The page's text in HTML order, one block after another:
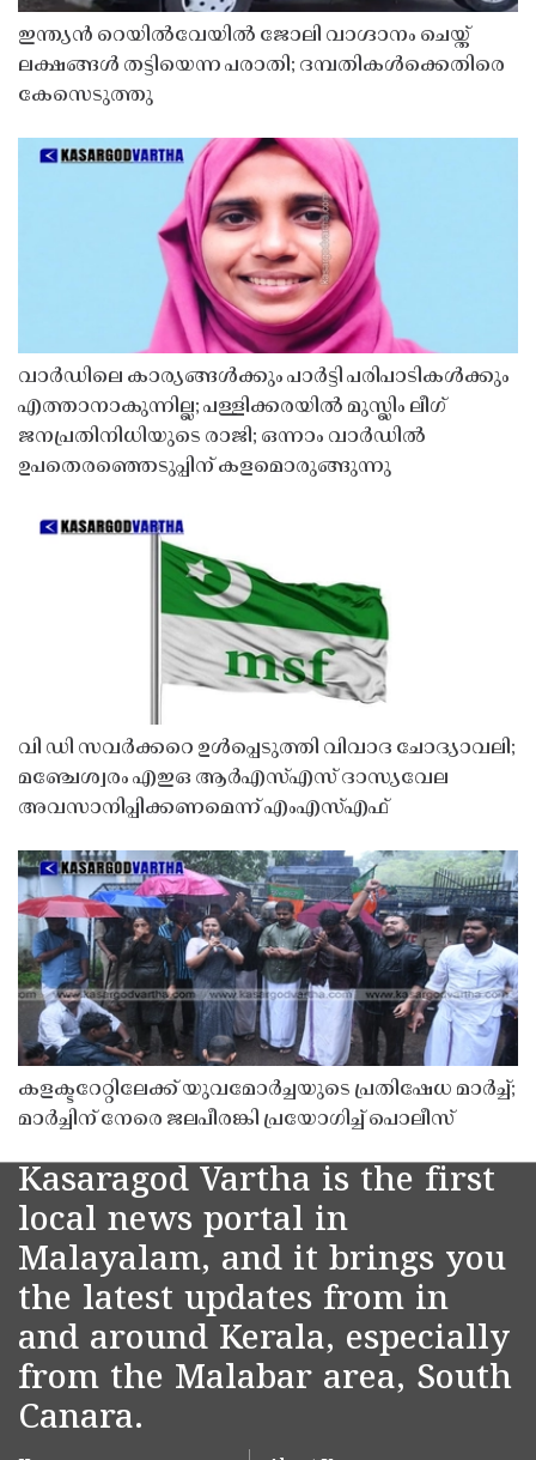
ഇന്ത്യൻ റെയിൽവേയിൽ ജോലി വാഗ്ദാനം ചെയ്ത്
ലക്ഷങ്ങൾ തട്ടിയെന്ന പരാതി; ദമ്പതികൾക്കെതിരെ
കേസെടുത്തു
വാർഡിലെ കാര്യങ്ങൾക്കും പാർട്ടി പരിപാടികൾക്കും
എത്താനാകുന്നില്ല; പള്ളിക്കരയിൽ മുസ്ലിം ലീഗ്
ജനപ്രതിനിധിയുടെ രാജി; ഒന്നാം വാർഡിൽ
ഉപതെരഞ്ഞെടുപ്പിന് കളമൊരുങ്ങുന്നു
വി ഡി സവർക്കറെ ഉൾപ്പെടുത്തി വിവാദ ചോദ്യാവലി;
മഞ്ചേശ്വരം എഇഒ ആർഎസ്എസ് ദാസ്യവേല
അവസാനിപ്പിക്കണമെന്ന് എംഎസ്എഫ്
കളക്ടറേറ്റിലേക്ക് യുവമോർച്ചയുടെ പ്രതിഷേധ മാർച്ച്;
മാർച്ചിന് നേരെ ജലപീരങ്കി പ്രയോഗിച്ച് പൊലീസ്
Kasaragod Vartha is the first
local news portal in
Malayalam, and it brings you
the latest updates from in
and around Kerala, especially
from the Malabar area, South
Canara.